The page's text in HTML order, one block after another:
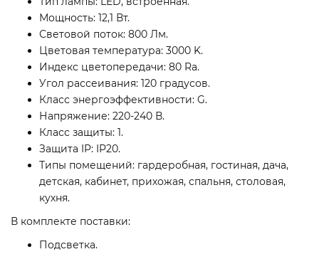
Мощность: 12,1 Вт.
Световой поток: 800 Лм.
Цветовая температура: 3000 K.
Индекс цветопередачи: 80 Ra.
Угол рассеивания: 120 градусов.
Класс энергоэффективности: G.
Напряжение: 220-240 В.
Класс защиты: 1.
Защита IP: IP20.
Типы помещений: гардеробная, гостиная, дача,
детская, кабинет, прихожая, спальня, столовая,
кухня.
В комплекте поставки:
Подсветка.